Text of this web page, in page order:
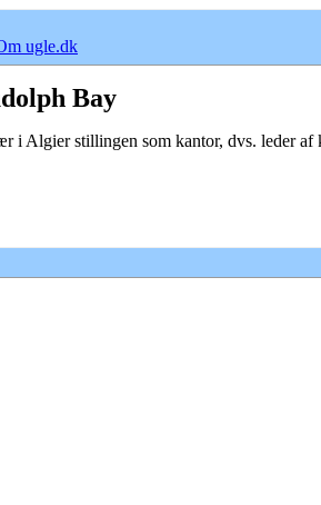
ugle.dk
Bay
i Algier stillingen som kantor, dvs. leder